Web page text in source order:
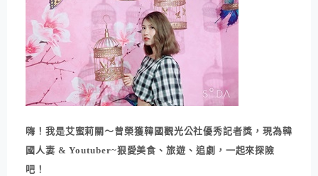
嗨！我是艾蜜莉關～曾榮獲韓國觀光公社優秀記者獎，現為韓
國人妻 & Youtuber~狠愛美食、旅遊、追劇，一起來探險
吧！